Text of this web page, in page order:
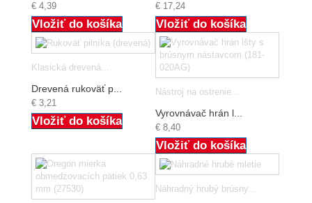
€ 4,39
Vložiť do košíka
€ 17,24
Vložiť do košíka
Klasická drevená...
Drevená rukoväť p...
€ 3,21
Vložiť do košíka
Nástroj na ostrenie...
Vyrovnávač hrán l...
€ 8,40
Vložiť do košíka
Náhradný hrubý brúsny...